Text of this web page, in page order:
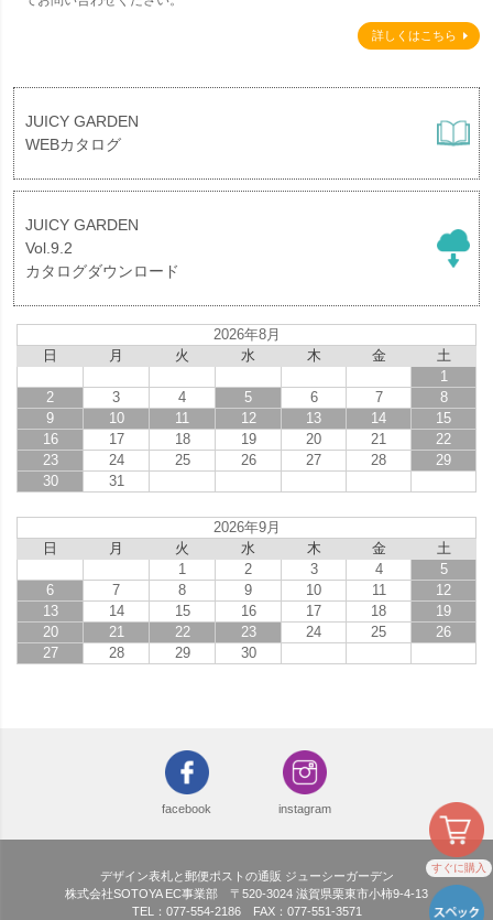
すぐに購入
詳しくはこちら
JUICY GARDEN
WEBカタログ
JUICY GARDEN
Vol.9.2
カタログダウンロード
2026年8月
日
月 火 水 木 金
土
1
2
3 4 5 6 7
8
9
10 11 12 13 14
15
16
17 18 19 20 21
22
23
24 25 26 27 28
29
30
31
2026年9月
日
月 火 水 木 金
土
1
2 3 4
5
6
7 8 9 10 11
12
13
14 15 16 17 18
19
20
21 22 23 24 25
26
27
28 29 30
facebook instagram
デザイン表札と郵便ポストの通販 ジューシーガーデン
株式会社SOTOYA EC事業部 〒520-3024 滋賀県栗東市小柿9-4-13
TEL：077-554-2186 FAX：077-551-3571